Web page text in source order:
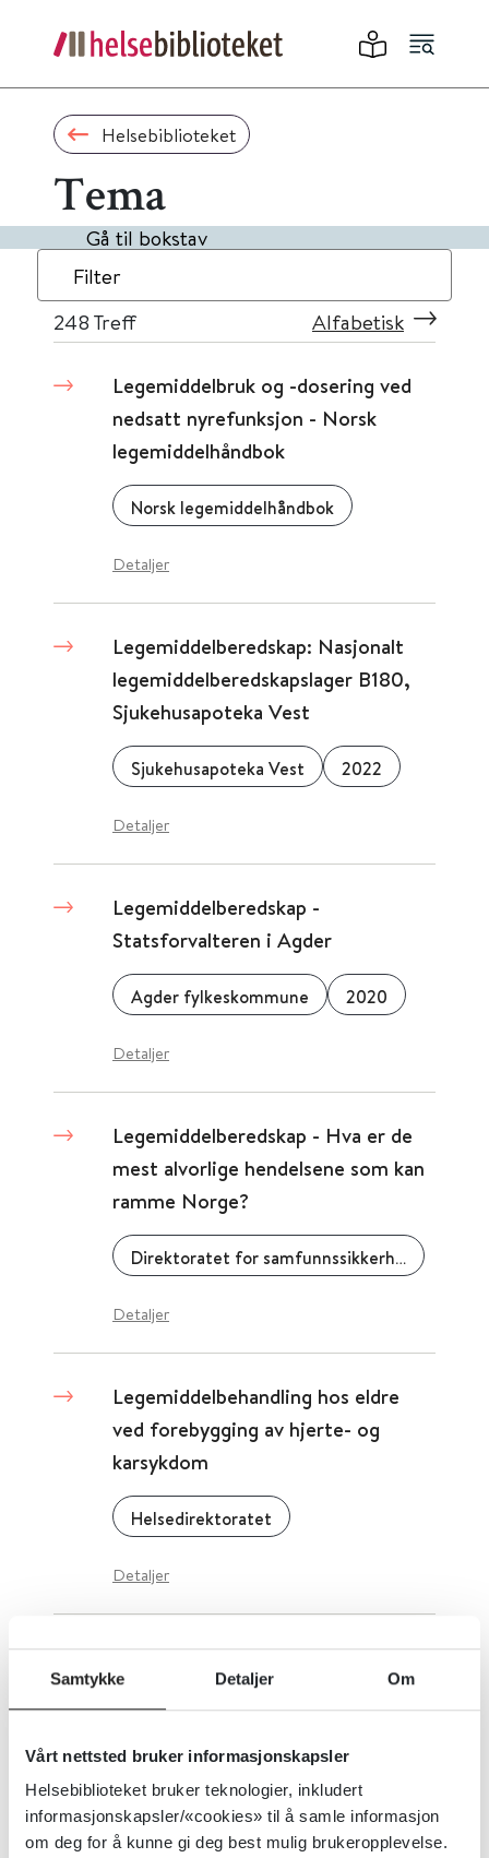
Samtykke Detaljer Om
Vårt nettsted bruker informasjonskapsler
Helsebiblioteket bruker teknologier, inkludert
informasjonskapsler/«cookies» til å samle informasjon
om deg for å kunne gi deg best mulig brukeropplevelse.
Helsebiblioteket
Tema
Gå til bokstav
Filter
248 Treff Alfabetisk
Legemiddelbruk og -dosering ved
nedsatt nyrefunksjon - Norsk
legemiddelhåndbok
Norsk legemiddelhåndbok
Detaljer
Legemiddelberedskap: Nasjonalt
legemiddelberedskapslager B180,
Sjukehusapoteka Vest
Sjukehusapoteka Vest 2022
Detaljer
Legemiddelberedskap -
Statsforvalteren i Agder
Agder fylkeskommune 2020
Detaljer
Legemiddelberedskap - Hva er de
mest alvorlige hendelsene som kan
ramme Norge?
Direktoratet for samfunnssikkerhet og beredskap (DSB)
Detaljer
Legemiddelbehandling hos eldre
ved forebygging av hjerte- og
karsykdom
Helsedirektoratet
Detaljer
Legemiddelbehandling for sosial
angstlidelse
Cochrane Library 2017
Detaljer